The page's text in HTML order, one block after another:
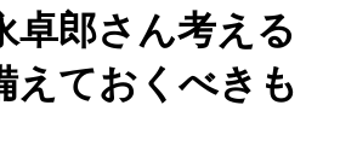
卓郎さん考える
えておくべきも